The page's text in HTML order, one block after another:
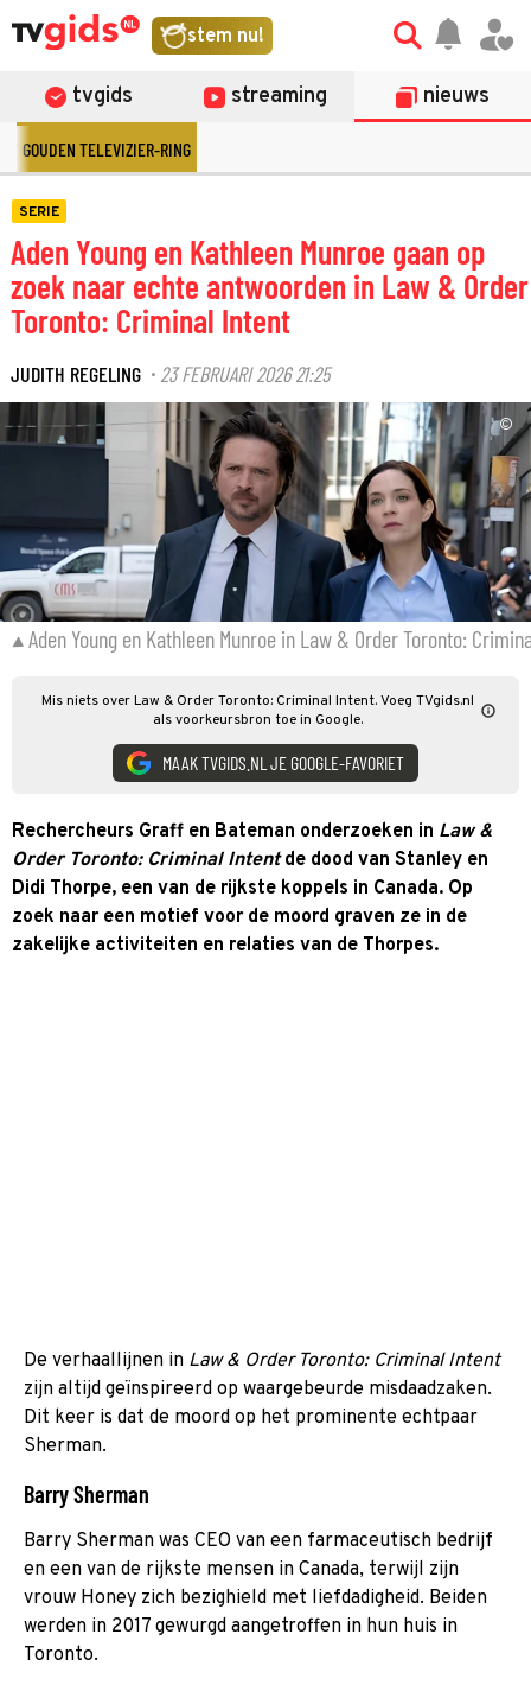
stem nu!
tvgids streaming nieuws
GOUDEN TELEVIZIER-RING
SERIE
Aden Young en Kathleen Munroe gaan op
zoek naar echte antwoorden in Law & Order
Toronto: Criminal Intent
JUDITH REGELING · 23 FEBRUARI 2026 21:25
©
Aden Young en Kathleen Munroe in Law & Order Toronto:
Mis niets over Law & Order Toronto: Criminal Intent. Voeg TVgids.nl
als voorkeursbron toe in Google.
MAAK TVGIDS.NL JE GOOGLE-FAVORIET
Rechercheurs Graff en Bateman onderzoeken in Law &
Order Toronto: Criminal Intentde dood van Stanley en
Didi Thorpe, een van de rijkste koppels in Canada. Op
zoek naar een motief voor de moord graven ze in de
zakelijke activiteiten en relaties van de Thorpes.
De verhaallijnen in Law & Order Toronto: Criminal Intent
zijn altijd geïnspireerd op waargebeurde misdaadzaken.
Dit keer is dat de moord op het prominente echtpaar
Sherman.
Barry Sherman
Barry Sherman was CEO van een farmaceutisch bedrijf
en een van de rijkste mensen in Canada, terwijl zijn
vrouw Honey zich bezighield met liefdadigheid. Beiden
werden in 2017 gewurgd aangetroffen in hun huis in
Toronto.